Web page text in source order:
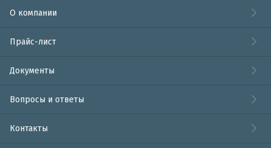
О компании
Прайс-лист
Документы
Вопросы и ответы
Контакты